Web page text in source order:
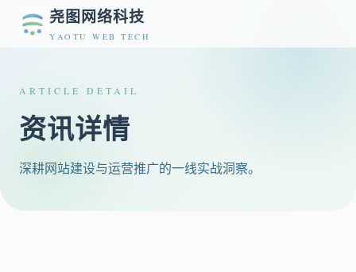
尧图网络科技
YAOTU WEB TECH
ARTICLE DETAIL
资讯详情
深耕网站建设与运营推广的一线实战洞察。